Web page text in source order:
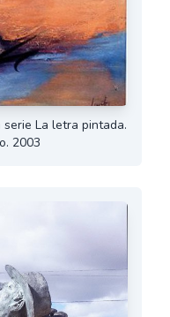
La letra pintada.
2003